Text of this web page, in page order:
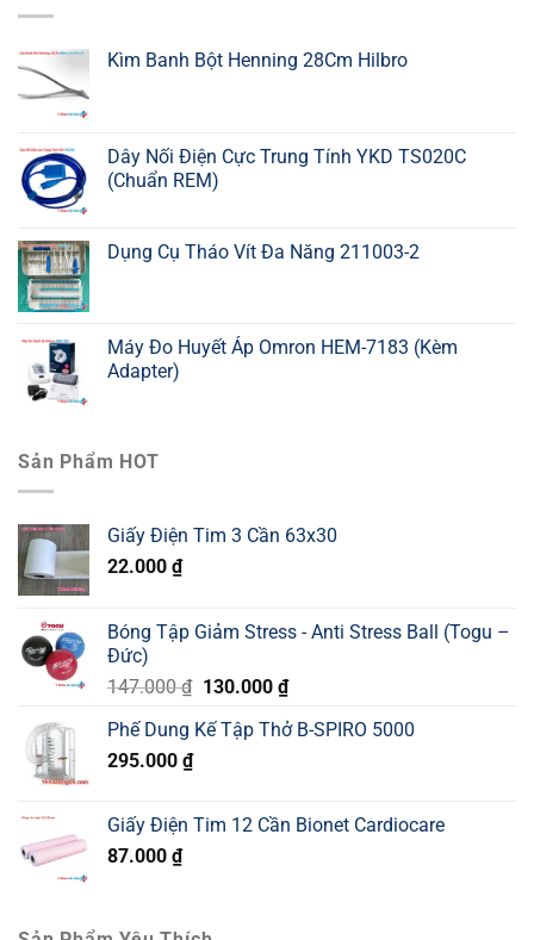
Kìm Banh Bột Henning 28Cm Hilbro
Dây Nối Điện Cực Trung Tính YKD TS020C
(Chuẩn REM)
Dụng Cụ Tháo Vít Đa Năng 211003-2
Máy Đo Huyết Áp Omron HEM-7183 (Kèm
Adapter)
Sản Phẩm HOT
Giấy Điện Tim 3 Cần 63x30
22.000 ₫
Bóng Tập Giảm Stress - Anti Stress Ball (Togu –
Đức)
147.000₫ Giá
là:
130.000 ₫Giá
tại
Phế Dung Kế Tập Thở B-SPIRO 5000
295.000 ₫
Giấy Điện Tim 12 Cần Bionet Cardiocare
87.000 ₫